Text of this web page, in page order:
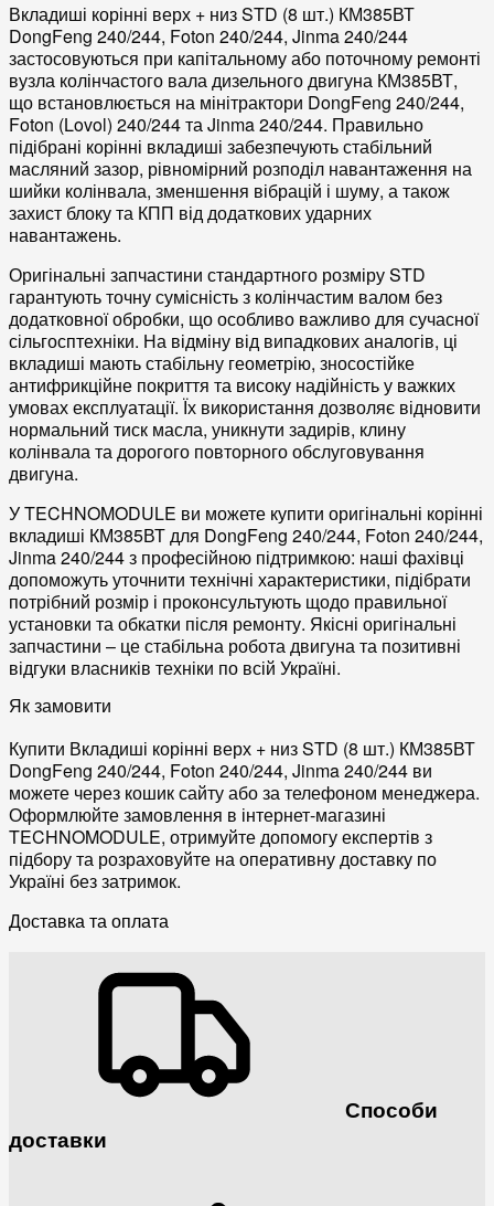
Вкладиші корінні верх + низ STD (8 шт.) КМ385ВТ
DongFeng 240/244, Foton 240/244, Jinma 240/244
застосовуються при капітальному або поточному ремонті
вузла колінчастого вала дизельного двигуна КМ385ВТ,
що встановлюється на мінітрактори DongFeng 240/244,
Foton (Lovol) 240/244 та Jinma 240/244. Правильно
підібрані корінні вкладиші забезпечують стабільний
масляний зазор, рівномірний розподіл навантаження на
шийки колінвала, зменшення вібрацій і шуму, а також
захист блоку та КПП від додаткових ударних
навантажень.
Оригінальні запчастини стандартного розміру STD
гарантують точнусумісністьз колінчастим валом без
додатковної обробки, що особливо важливо для сучасної
сільгосптехніки. На відміну від випадковиханалогів, ці
вкладиші мають стабільну геометрію, зносостійке
антифрикційне покриття та високу надійністьу важких
умовах експлуатації. Їх використання дозволяє відновити
нормальний тиск масла, уникнути задирів, клину
колінвала та дорогого повторногообслуговування
двигуна.
У TECHNOMODULE ви можете купити оригінальні корінні
вкладиші КМ385ВТ для DongFeng 240/244, Foton 240/244,
Jinma 240/244 з професійною підтримкою: наші фахівці
допоможуть уточнити технічні характеристики, підібрати
потрібний розмір і проконсультують щодо правильної
установки та обкатки після ремонту. Якісні оригінальні
запчастини – це стабільна робота двигуна та позитивні
відгуки власників техніки по всій Україні.
Як замовити
Купити Вкладиші корінні верх + низ STD (8 шт.) КМ385ВТ
DongFeng 240/244, Foton 240/244, Jinma 240/244 ви
можете через кошик сайту або за телефоном менеджера.
Оформлюйте замовлення в інтернет-магазині
TECHNOMODULE, отримуйте допомогу експертів з
підбору та розраховуйте на оперативнудоставку по
Україні без затримок.
Доставка та оплата
Способи
доставки